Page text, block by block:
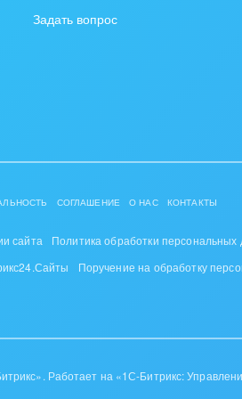
поле бесплатно навсегда,
приложения можно
Задать вопрос
СОГЛАШЕНИЕ О НАС КОНТАКТЫ
сайта
Политика обработки персональных
Поручение на обработку
Работает на «1С-Битрикс: